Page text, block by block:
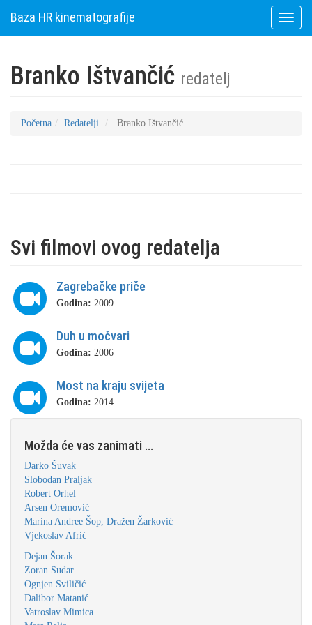
Toggle
Baza HR kinematografije
Branko Ištvančić redatelj
Početna Redatelji Branko Ištvančić
Svi filmovi ovog redatelja
Zagrebačke priče
Godina: 2009.
Duh u močvari
Godina: 2006
Most na kraju svijeta
Godina: 2014
Možda će vas zanimati ...
Darko Šuvak
Slobodan Praljak
Robert Orhel
Arsen Oremović
Marina Andree Šop, Dražen Žarković
Vjekoslav Afrić
Dejan Šorak
Zoran Sudar
Ognjen Sviličić
Dalibor Matanić
Vatroslav Mimica